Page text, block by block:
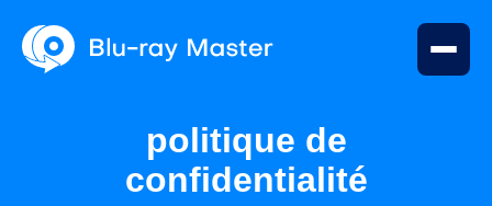
politique de
confidentialité